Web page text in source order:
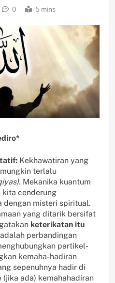
0 5 mins
Kekhawatiran yang
terlalu
Mekanika kuantum
kita cenderung
dengan misteri spiritual.
yang ditarik bersifat
keterikatan itu
adalah perbandingan
partikel-
kemaha-hadiran
sepenuhnya hadir di
(jika ada) kemahahadiran